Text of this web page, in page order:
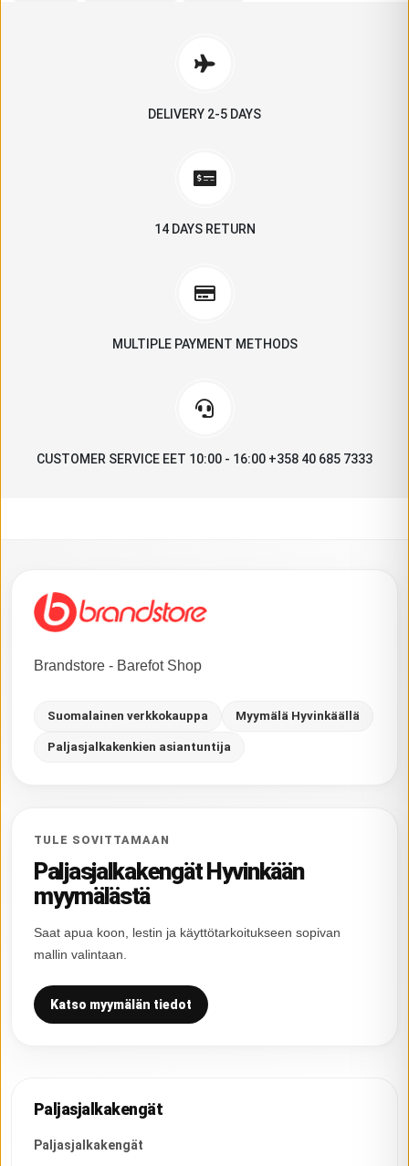
DELIVERY 2-5 DAYS
14 DAYS RETURN
MULTIPLE PAYMENT METHODS
CUSTOMER SERVICE EET 10:00 - 16:00 +358 40 685 7333
Brandstore - Barefot Shop
Suomalainen verkkokauppa Myymälä Hyvinkäällä
Paljasjalkakenkien asiantuntija
TULE SOVITTAMAAN
Paljasjalkakengät Hyvinkään
myymälästä
Saat apua koon, lestin ja käyttötarkoitukseen sopivan
mallin valintaan.
Katso myymälän tiedot
Paljasjalkakengät
Paljasjalkakengät